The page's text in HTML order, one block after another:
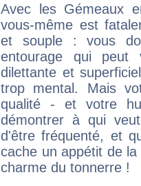
Avec les Gémeaux
vous-même est
et souple : vous
entourage qui
dilettante et
trop mental. Mais
qualité - et votre
démontrer à qui
d'être fréquenté, et
cache un appétit de
charme du tonnerre !